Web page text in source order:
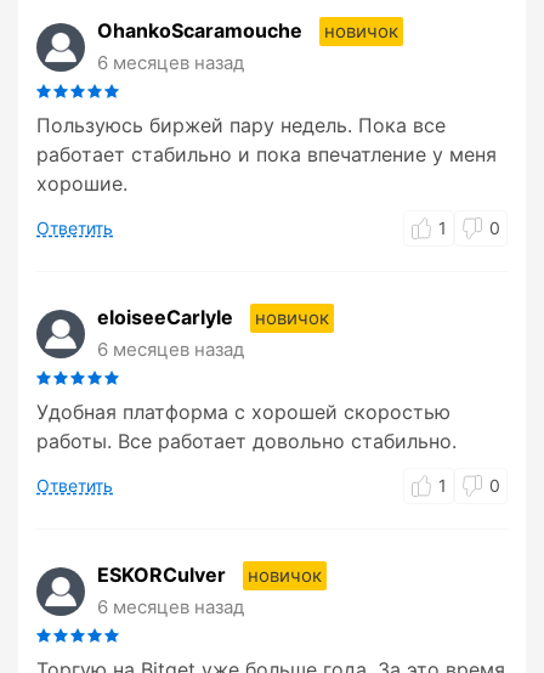
OhankoScaramouche
новичок
6 месяцев назад
Пользуюсь биржей пару недель. Пока все
работает стабильно и пока впечатление у меня
хорошие.
Ответить 1 0
eloiseeCarlyle
новичок
6 месяцев назад
Удобная платформа с хорошей скоростью
работы. Все работает довольно стабильно.
Ответить 1 0
ESKORCulver
новичок
6 месяцев назад